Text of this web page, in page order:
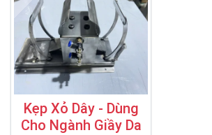
Kẹp Xỏ Dây - Dùng
Cho Ngành Giầy Da